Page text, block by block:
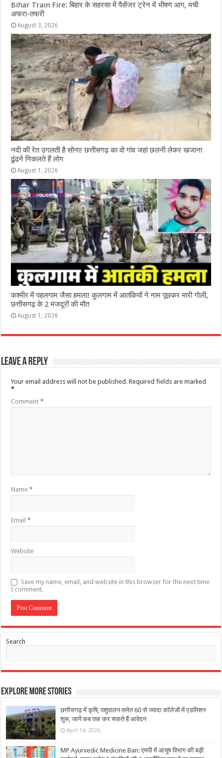
Bihar Train Fire: बिहार के सहरसा में पैसेंजर ट्रेन में भीषण आग, मची
अफरा-तफरी
August 3, 2026
नदी की रेत उगलती है सोना! छत्तीसगढ़ का वो गांव जहां छलनी लेकर खजाना
ढूंढने निकलते हैं लोग
August 1, 2026
कश्‍मीर में पहलगाम जैसा हमला! कुलगाम में आतंकियों ने नाम पूछकर मारी गोली,
छत्तीसगढ़ के 2 मजदूरों की मौत
August 1, 2026
Leave a Reply
Your email address will not be published. Required fields are marked
*
Comment*
Name*
Email*
Website
Save my name, email, and website in this browser for the next time
I comment.
Search
Explore More Stories
छत्तीसगढ़ में कृषि, पशुपालन समेत 60 से ज्यादा कॉलेजों में एडमिशन
शुरू, जानें कब तक कर सकते हैं आवेदन
April 14, 2026
MP Ayurvedic Medicine Ban: एमपी में आयुष विभाग की बड़ी